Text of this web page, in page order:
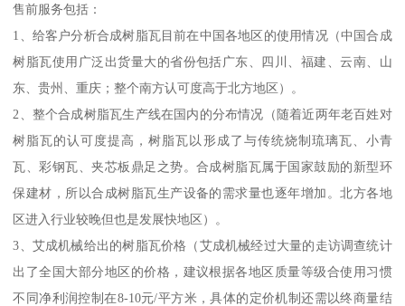
售前服务包括：
1、给客户分析合成树脂瓦目前在中国各地区的使用情况（中国合成
树脂瓦使用广泛出货量大的省份包括广东、四川、福建、云南、山
东、贵州、重庆；整个南方认可度高于北方地区）。
2、整个合成树脂瓦生产线在国内的分布情况（随着近两年老百姓对
树脂瓦的认可度提高，树脂瓦以形成了与传统烧制琉璃瓦、小青
瓦、彩钢瓦、夹芯板鼎足之势。合成树脂瓦属于国家鼓励的新型环
保建材，所以合成树脂瓦生产设备的需求量也逐年增加。北方各地
区进入行业较晚但也是发展快地区）。
3、艾成机械给出的树脂瓦价格（艾成机械经过大量的走访调查统计
出了全国大部分地区的价格，建议根据各地区质量等级合使用习惯
不同净利润控制在8-10元/平方米，具体的定价机制还需以终商量结